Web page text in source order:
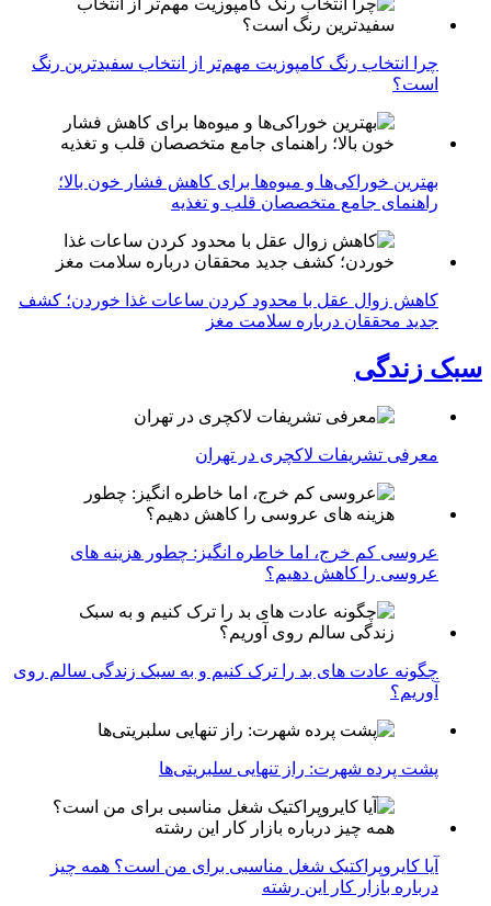
چرا انتخاب رنگ کامپوزیت مهم‌تر از انتخاب سفیدترین رنگ
است؟
بهترین خوراکی‌ها و میوه‌ها برای کاهش فشار خون بالا؛
راهنمای جامع متخصصان قلب و تغذیه
کاهش زوال عقل با محدود کردن ساعات غذا خوردن؛ کشف
جدید محققان درباره سلامت مغز
سبک زندگی
معرفی تشریفات لاکچری در تهران
عروسی کم خرج، اما خاطره انگیز: چطور هزینه های
عروسی را کاهش دهیم؟
چگونه عادت‌ های بد را ترک کنیم و به سبک زندگی سالم روی
آوریم؟
پشت پرده شهرت: راز تنهایی سلبریتی‌ها
آیا کایروپراکتیک شغل مناسبی برای من است؟ همه چیز
درباره بازار کار این رشته